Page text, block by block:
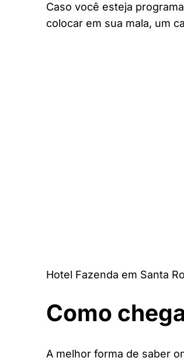
Caso você esteja
colocar em sua mala, um
Hotel Fazenda em Santa
Como
A melhor forma de saber